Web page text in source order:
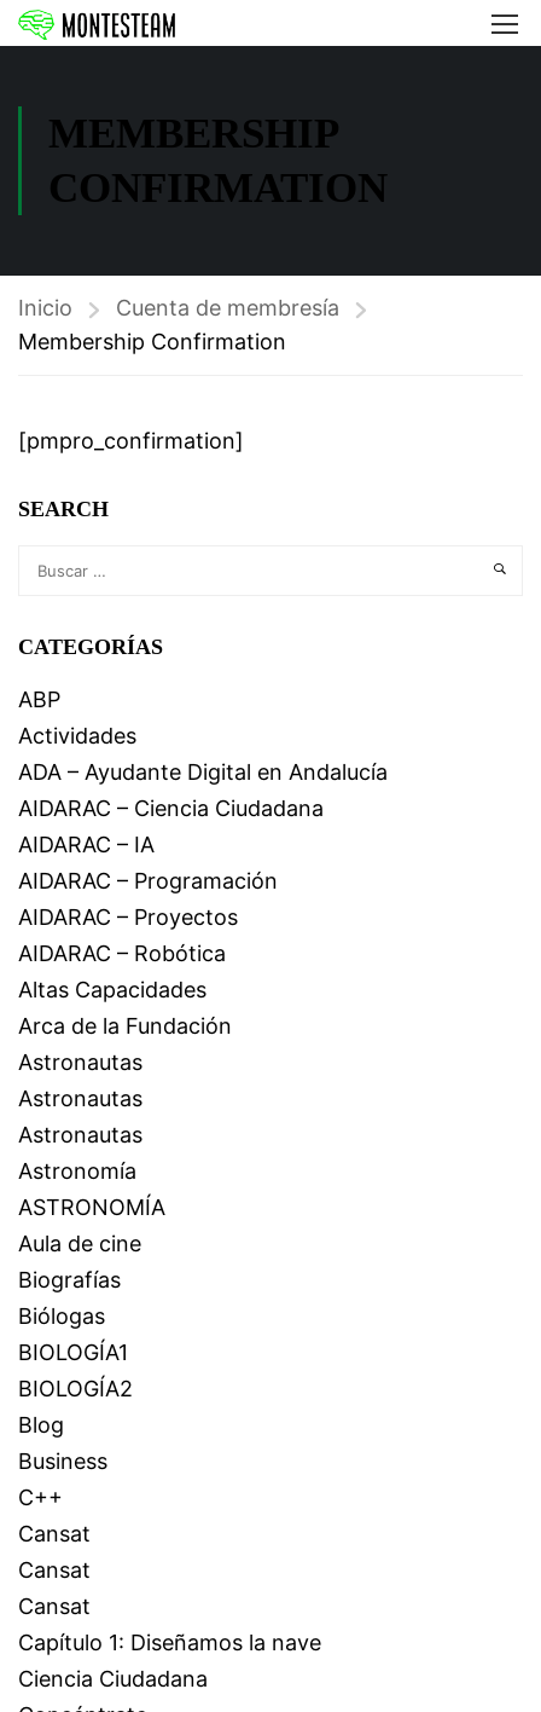
MEMBERSHIP
CONFIRMATION
Inicio
Cuenta de membresía
Membership Confirmation
[pmpro_confirmation]
SEARCH
CATEGORÍAS
ABP
Actividades
ADA – Ayudante Digital en Andalucía
AIDARAC – Ciencia Ciudadana
AIDARAC – IA
AIDARAC – Programación
AIDARAC – Proyectos
AIDARAC – Robótica
Altas Capacidades
Arca de la Fundación
Astronautas
Astronautas
Astronautas
Astronomía
ASTRONOMÍA
Aula de cine
Biografías
Biólogas
BIOLOGÍA1
BIOLOGÍA2
Blog
Business
C++
Cansat
Cansat
Cansat
Capítulo 1: Diseñamos la nave
Ciencia Ciudadana